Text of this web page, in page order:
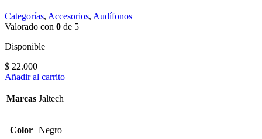
Categorías, Accesorios, Audífonos
Valorado con 0 de 5
Disponible
$ 22.000
Añadir al carrito
Marcas Jaltech
Color Negro